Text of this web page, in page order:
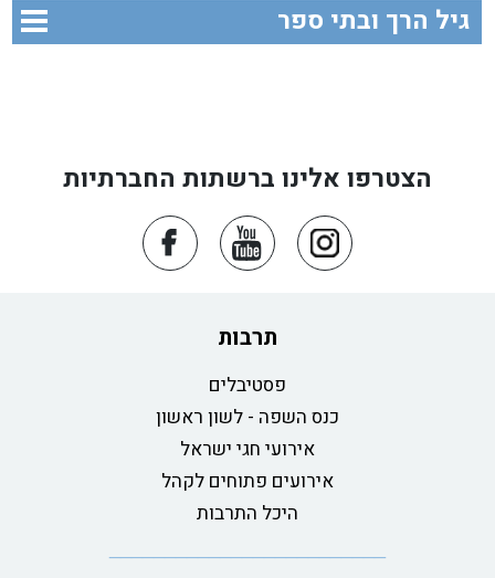
גיל הרך ובתי ספר
הצטרפו אלינו ברשתות החברתיות
תרבות
פסטיבלים
כנס השפה - לשון ראשון
אירועי חגי ישראל
אירועים פתוחים לקהל
היכל התרבות